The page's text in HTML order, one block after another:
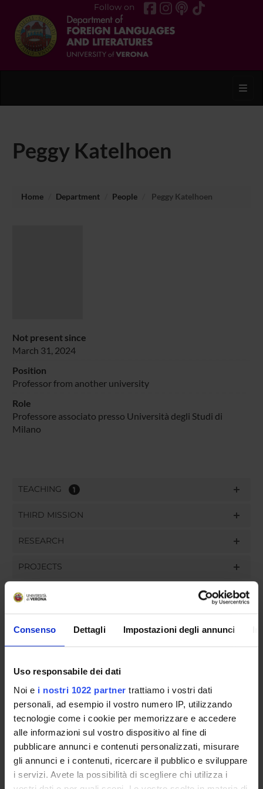
Consenso Dettagli Impostazioni degli annunci
Uso responsabile dei dati
Noi e i nostri 1022 partner trattiamo i vostri dati
personali, ad esempio il vostro numero IP, utilizzando
tecnologie come i cookie per memorizzare e accedere
alle informazioni sul vostro dispositivo al fine di
pubblicare annunci e contenuti personalizzati, misurare
gli annunci e i contenuti, ricercare il pubblico e sviluppare
i servizi. Avete la possibilità di scegliere chi utilizza i
Follow on
Peggy Katelhoen
Home Department People Peggy Katelhoen
Not present since
March 31, 2024
Position
Professor from another university
Role
Professore associato presso Università degli Studi di
Milano
TEACHING 1
THIRD MISSION
RESEARCH
PROJECTS
ASSIGNMENTS
COMMITTEES
DEPARTMENT ADMINISTRATION OFFICES
STUDENT ADMINISTRATION OFFICES